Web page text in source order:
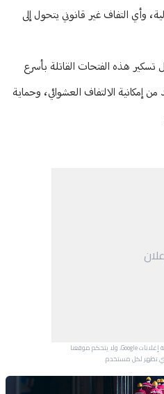
وأي التفاف غير قانوني يتحول إلى
تسكير هذه الفتحات القاتلة بأسرع
الالتفاف العشوائي، وحماية
يتم عرض هذا الإعلان بواسطة إعلانات Google، ولا يتحكم موقعنا
تظهر لكل مستخدم.